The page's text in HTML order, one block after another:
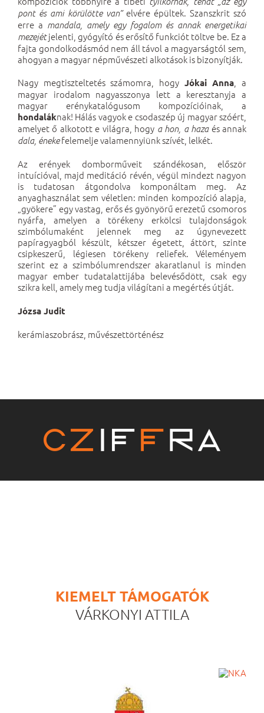
pont és ami körülötte van” elvére épültek. Szanszkrit szó
erre a mandala, amely egy fogalom és annak energetikai
mezejétjelenti, gyógyító és erősítő funkciót töltve be. Ez a
fajta gondolkodásmód nem áll távol a magyarságtól sem,
ahogyan a magyar népművészeti alkotások is bizonyítják.
Nagy megtiszteltetés számomra, hogy Jókai Anna, a
magyar irodalom nagyasszonya lett a keresztanyja a
magyar erénykatalógusom kompozícióinak, a
hondaláknak! Hálás vagyok e csodaszép új magyar szóért,
amelyet ő alkotott e világra, hogy a hon, a hazaés annak
dala, énekefelemelje valamennyiünk szívét, lelkét.
Az erények domborműveit szándékosan, először
intuícióval, majd meditáció révén, végül mindezt nagyon
is tudatosan átgondolva komponáltam meg. Az
anyaghasználat sem véletlen: minden kompozíció alapja,
„gyökere” egy vastag, erős és gyönyörű erezetű csomoros
nyárfa, amelyen a törékeny erkölcsi tulajdonságok
szimbólumaként jelennek meg az úgynevezett
papíragyagból készült, kétszer égetett, áttört, szinte
csipkeszerű, légiesen törékeny reliefek. Véleményem
szerint ez a szimbólumrendszer akaratlanul is minden
magyar ember tudatalattijába belevésődött, csak egy
szikra kell, amely meg tudja világítani a megértés útját.
Józsa Judit
kerámiaszobrász, művészettörténész
KIEMELT TÁMOGATÓK
VÁRKONYI ATTILA